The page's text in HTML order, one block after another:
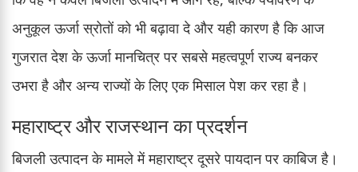
अनुकूल ऊर्जा स्रोतों को भी बढ़ावा दे और यही कारण है कि आज
गुजरात देश के ऊर्जा मानचित्र पर सबसे महत्वपूर्ण राज्य बनकर
उभरा है और अन्य राज्यों के लिए एक मिसाल पेश कर रहा है।
महाराष्ट्र और राजस्थान का प्रदर्शन
बिजली उत्पादन के मामले में महाराष्ट्र दूसरे पायदान पर काबिज है।